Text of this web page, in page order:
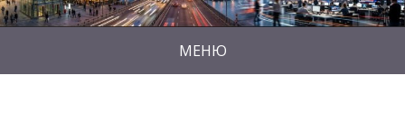
МЕНЮ